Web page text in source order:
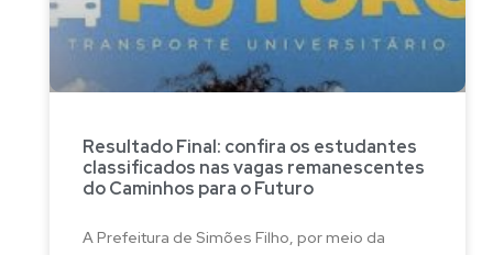
Resultado Final: confira os estudantes
classificados nas vagas remanescentes
do Caminhos para o Futuro
A Prefeitura de Simões Filho, por meio da